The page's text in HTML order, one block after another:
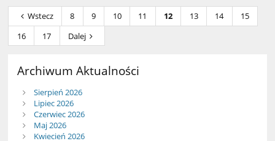
Wstecz 8 9 10 11 12 13 14
15
16
17 Dalej
Archiwum Aktualności
Sierpień 2026
Lipiec 2026
Czerwiec 2026
Maj 2026
Kwiecień 2026